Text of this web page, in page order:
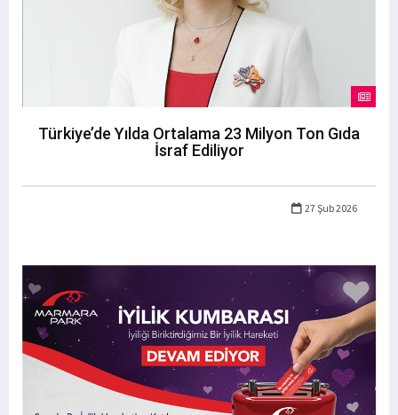
Türkiye’de Yılda Ortalama 23 Milyon Ton Gıda
İsraf Ediliyor
27 Şub 2026